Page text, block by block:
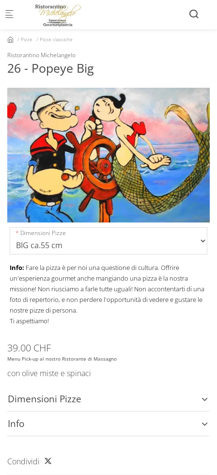
Skip to main content
Pizze Pizze classiche
Ristorantino Michelangelo
26 - Popeye Big
Dimensioni Pizze
Info: Fare la pizza è per noi una questione di cultura. Offrire
un'esperienza gourmet anche mangiando una pizza è la nostra
missione! Non riusciamo a farle tutte uguali! Non accontentarti di una
foto di repertorio, e non perdere l'opportunità di vedere e gustare le
nostre pizze di persona.
Ti aspettiamo!
39.00 CHF
Menu Pick-up al nostro Ristorante di Massagno
con olive miste e spinaci
Dimensioni Pizze
Info
Condividi